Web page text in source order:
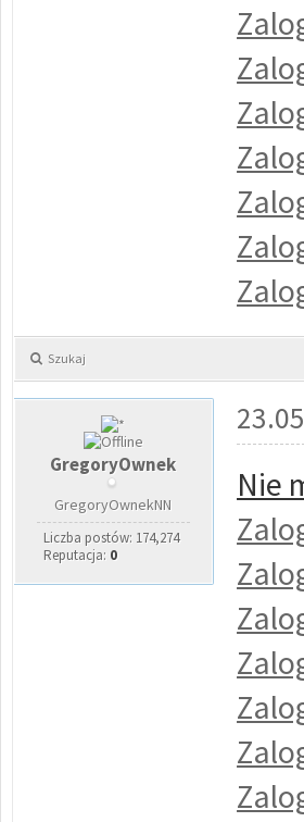
Szukaj
GregoryOwnek
GregoryOwnekNN
Liczba postów: 174,274
Reputacja: 0
Nie